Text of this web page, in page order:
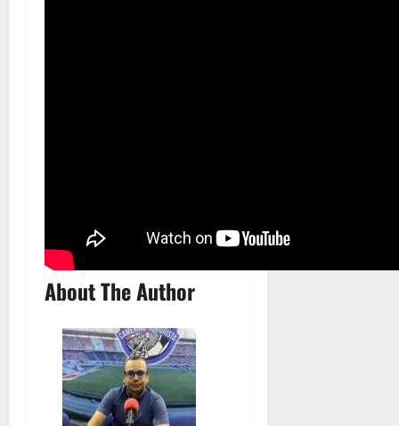
About The Author